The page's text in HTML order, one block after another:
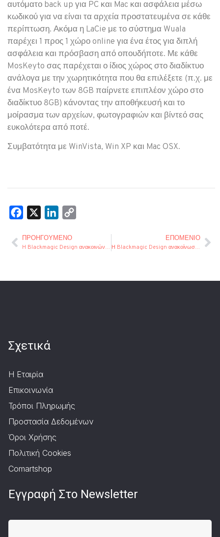
αυτόματο back up για PC και Mac και ασφάλεια μέσω
κωδικού για να είναι τα αρχεία προστατευμένα σε κάθε
περίπτωση. Ακόμα η LaCie με το σύστημα Wuala
παρέχει 1 προς 1 χώρο online για ένα έτος για διπλή
ασφάλεια και πρόσβαση από οπουδήποτε. Με κάθε
MosKeyto σας παρέχεται ο ίδιος χώρος στο διαδίκτυο
ανάλογα με την χωρητικότητα που θα επιλέξετε (π.χ. με
ένα MosKeyto των 8GB παίρνετε επιπλέον χώρο στο
διαδίκτυο 8GB) κάνοντας την αποθήκευσή και το
μοίρασμα των αρχείων, φωτογραφιών και βίντεό σας
ευκολότερα από ποτέ.
Συμβατότητα με WinVista, Win XP και Mac OSX.
Facebook LinkedIn
ΠΡΟΗΓΟΎΜΕΝΟ
H Blackmagic Design ανακοινώνει την Intensity Extreme
ΕΠΌΜΕΝΙΟ
Η Blackmagic Design ανακοίνωσε την Blackmagic Production Camera 4K
Σχετικά
Η Εταιρία
Επικοινωνία
Τρόποι Πληρωμής
Προστασία Δεδομένων
Όροι Χρήσης
Πολιτική Cookies
Comartshop
Εγγραφή Στο Newsletter